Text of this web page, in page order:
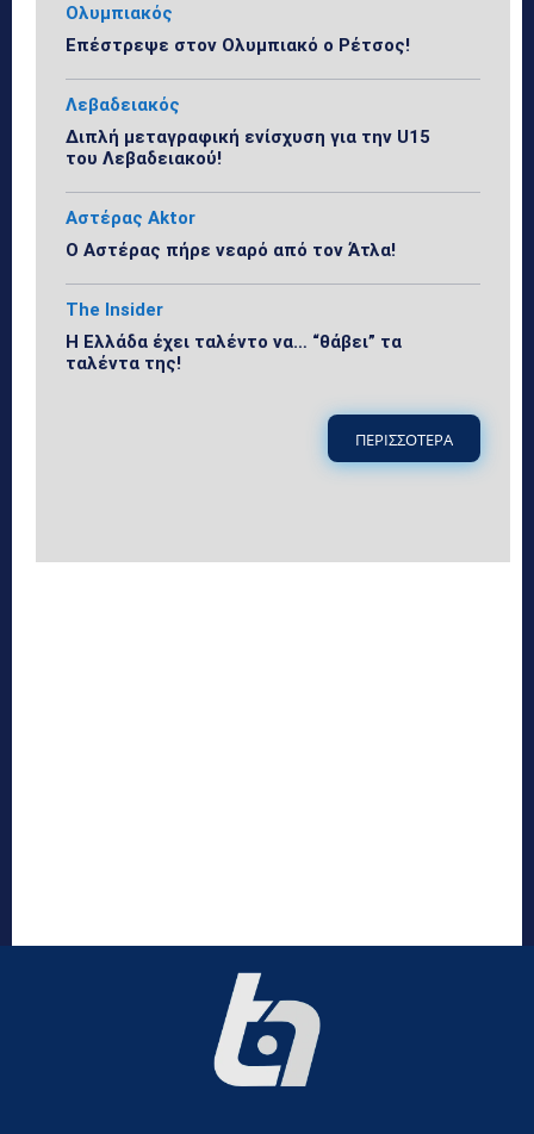
Ολυμπιακός
Επέστρεψε στον Ολυμπιακό ο Ρέτσος!
Λεβαδειακός
Διπλή μεταγραφική ενίσχυση για την U15
του Λεβαδειακού!
Αστέρας Aktor
Ο Αστέρας πήρε νεαρό από τον Άτλα!
The Insider
Η Ελλάδα έχει ταλέντο να… “θάβει” τα
ταλέντα της!
ΠΕΡΙΣΣΟΤΕΡΑ